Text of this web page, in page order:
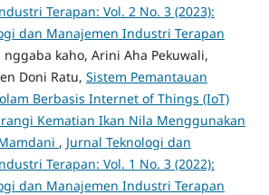
Terapan: Vol. 2 No. 3 (2023):
dan Manajemen Industri Terapan
kaho, Arini Aha Pekuwali,
Doni Ratu, Sistem Pemantauan
Berbasis Internet of Things (IoT)
Kematian Ikan Nila Menggunakan
, Jurnal Teknologi dan
Terapan: Vol. 1 No. 3 (2022):
dan Manajemen Industri Terapan